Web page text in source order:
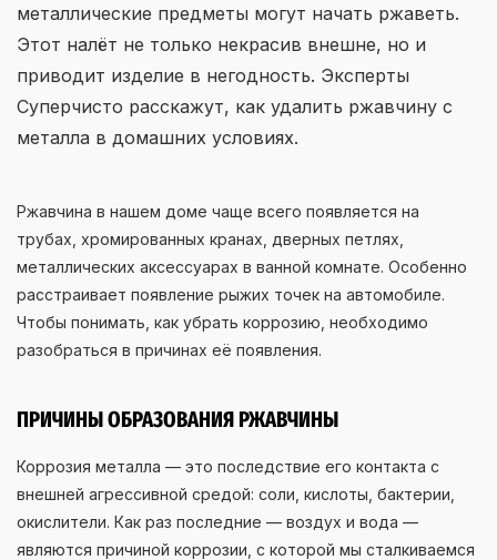
металлические предметы могут начать ржаветь.
Этот налёт не только некрасив внешне, но и
приводит изделие в негодность. Эксперты
Суперчисто расскажут, как удалить ржавчину с
металла в домашних условиях.
Ржавчина в нашем доме чаще всего появляется на
трубах, хромированных кранах, дверных петлях,
металлических аксессуарах в ванной комнате. Особенно
расстраивает появление рыжих точек на автомобиле.
Чтобы понимать, как убрать коррозию, необходимо
разобраться в причинах её появления.
ПРИЧИНЫ ОБРАЗОВАНИЯ РЖАВЧИНЫ
Коррозия металла — это последствие его контакта с
внешней агрессивной средой: соли, кислоты, бактерии,
окислители. Как раз последние — воздух и вода —
являются причиной коррозии, с которой мы сталкиваемся